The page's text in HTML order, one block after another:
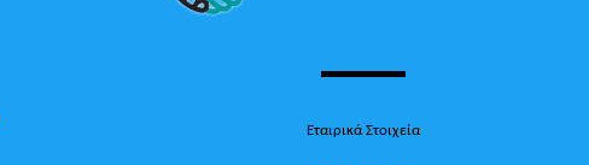
Εταιρικά Στοιχεία